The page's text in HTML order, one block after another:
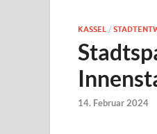
KASSEL /
14. Februar 2024